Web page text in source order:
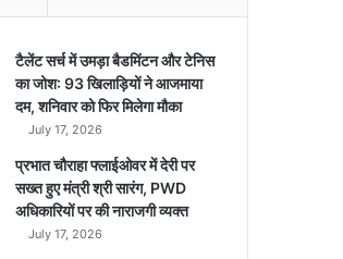
टैलेंट सर्च में उमड़ा बैडमिंटन और टेनिस
का जोश: 93 खिलाड़ियों ने आजमाया
दम, शनिवार को फिर मिलेगा मौका
July 17, 2026
प्रभात चौराहा फ्लाईओवर में देरी पर
सख्त हुए मंत्री श्री सारंग, PWD
अधिकारियों पर की नाराजगी व्यक्त
July 17, 2026